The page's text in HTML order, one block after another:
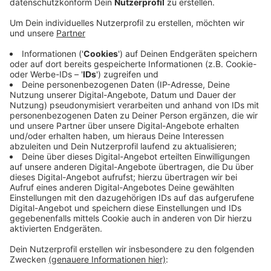
Investor Thomas Kemner will Timberjacks
Steakhaus errichten
Anzeige
5.500 Euro zahlt er, obwohl der Verkaufswert bei 0
Euro lag. Hintergrund sind die Gerichtskosten, die sich
auf 4920 Euro belaufen. Wenn alles nach Plan läuft,
will Kemner 2024 in Bocholt sein Restaurant eröffnen.